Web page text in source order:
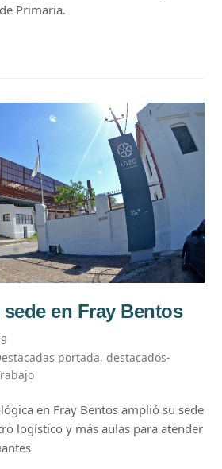
Primaria.
en Fray Bentos
portada,destacados-
en Fray Bentos amplió su sede
logístico y más aulas para atender